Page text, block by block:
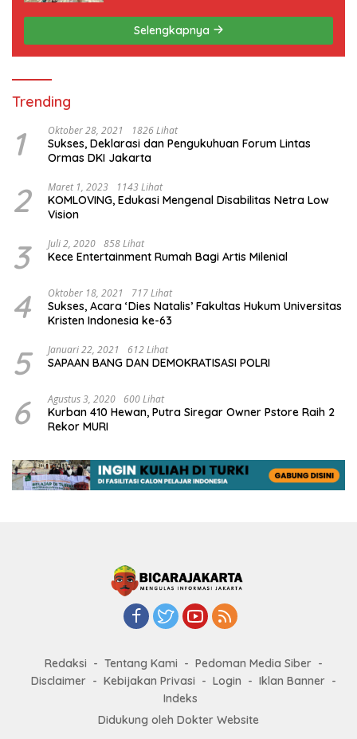
Selengkapnya
Trending
1 Oktober 28, 2021 1826 Lihat
Sukses, Deklarasi dan Pengukuhuan Forum Lintas
Ormas DKI Jakarta
2 Maret 1, 2023 1143 Lihat
KOMLOVING, Edukasi Mengenal Disabilitas Netra Low
Vision
3 Juli 2, 2020 858 Lihat
Kece Entertainment Rumah Bagi Artis Milenial
4 Oktober 18, 2021 717 Lihat
Sukses, Acara ‘Dies Natalis’ Fakultas Hukum Universitas
Kristen Indonesia ke-63
5 Januari 22, 2021 612 Lihat
SAPAAN BANG DAN DEMOKRATISASI POLRI
6 Agustus 3, 2020 600 Lihat
Kurban 410 Hewan, Putra Siregar Owner Pstore Raih 2
Rekor MURI
Redaksi Tentang Kami
Pedoman Media Siber
Disclaimer
Kebijakan Privasi Login
Iklan Banner
Indeks
Didukung oleh Dokter Website